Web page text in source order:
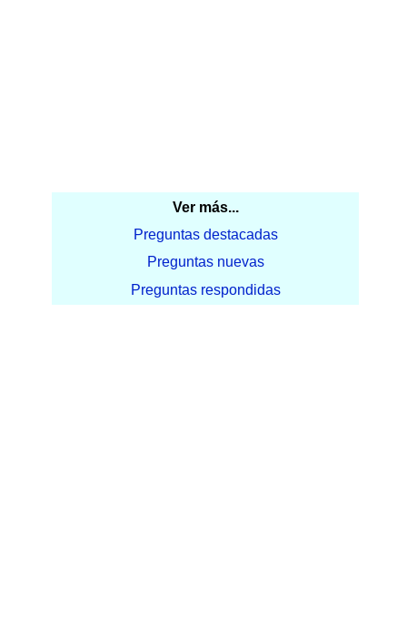
Ver más...
Preguntas destacadas
Preguntas nuevas
Preguntas respondidas